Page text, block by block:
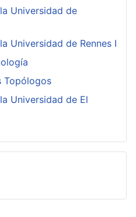
Universidad de
Universidad de Rennes I
Topólogos
Universidad de El